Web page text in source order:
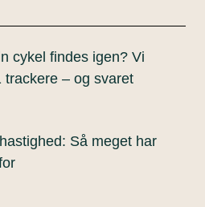
cykel findes igen? Vi
trackere – og svaret
Så meget har